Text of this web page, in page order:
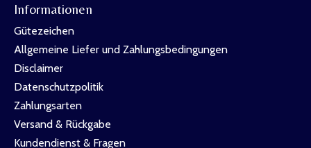
Informationen
Gütezeichen
Allgemeine Liefer und Zahlungsbedingungen
Disclaimer
Datenschutzpolitik
Zahlungsarten
Versand & Rückgabe
Kundendienst & Fragen